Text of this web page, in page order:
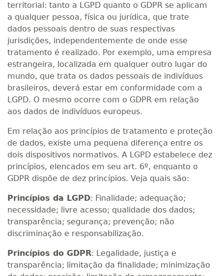
territorial: tanto a LGPD quanto o GDPR se aplicam
a qualquer pessoa, física ou jurídica, que trate
dados pessoais dentro de suas respectivas
jurisdições, independentemente de onde esse
tratamento é realizado. Por exemplo, uma empresa
estrangeira, localizada em qualquer outro lugar do
mundo, que trata os dados pessoais de indivíduos
brasileiros, deverá estar em conformidade com a
LGPD. O mesmo ocorre com o GDPR em relação
aos dados de indivíduos europeus.
Em relação aos princípios de tratamento e proteção
de dados, existe uma pequena diferença entre os
dois dispositivos normativos. A LGPD estabelece dez
princípios, elencados em seu art. 6º, enquanto o
GDPR dispõe de dez princípios. Veja quais são:
Princípios da LGPD: Finalidade; adequação;
necessidade; livre acesso; qualidade dos dados;
transparência; segurança; prevenção; não
discriminação e responsabilização.
Princípios do GDPR: Legalidade, justiça e
transparência; limitação da finalidade; minimização